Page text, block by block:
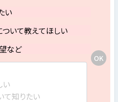
い
いて教えてほしい
など